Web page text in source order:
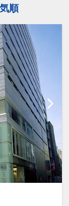
順